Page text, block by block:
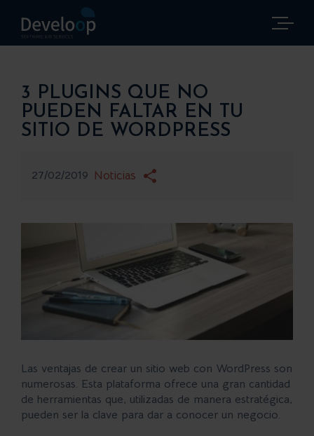
3 PLUGINS QUE NO
PUEDEN FALTAR EN TU
SITIO DE WORDPRESS
27/02/2019 Noticias
Las ventajas de crear un sitio web con WordPress son
numerosas. Esta plataforma ofrece una gran cantidad
de herramientas que, utilizadas de manera estratégica,
pueden ser la clave para dar a conocer un negocio.